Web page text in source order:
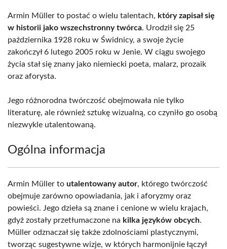
Armin Müller to postać o wielu talentach, który zapisał się
w historii jako wszechstronny twórca. Urodził się 25
października 1928 roku w Świdnicy, a swoje życie
zakończył 6 lutego 2005 roku w Jenie. W ciągu swojego
życia stał się znany jako niemiecki poeta, malarz, prozaik
oraz aforysta.
Jego różnorodna twórczość obejmowała nie tylko
literaturę, ale również sztukę wizualną, co czyniło go osobą
niezwykle utalentowaną.
Ogólna informacja
Armin Müller to utalentowany autor, którego twórczość
obejmuje zarówno opowiadania, jak i aforyzmy oraz
powieści. Jego dzieła są znane i cenione w wielu krajach,
gdyż zostały przetłumaczone na kilka języków obcych.
Müller odznaczał się także zdolnościami plastycznymi,
tworząc sugestywne wizje, w których harmonijnie łączył